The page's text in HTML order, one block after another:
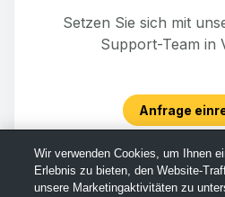
Setzen Sie sich mit
Support-Team in
Anfrage
Wir verwenden Cookies, um Ihnen
Erlebnis zu bieten, den Website-
unsere Marketingaktivitäten zu